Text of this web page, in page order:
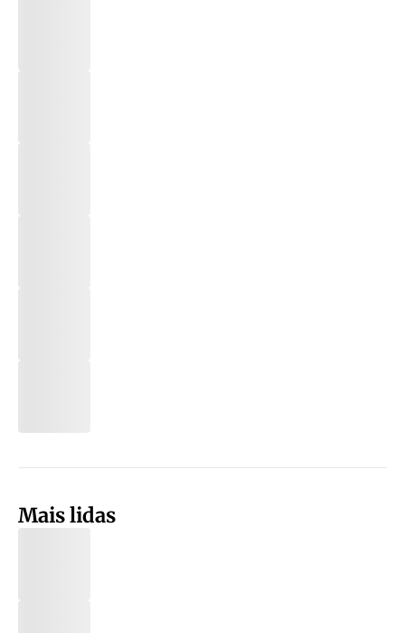
Mais lidas